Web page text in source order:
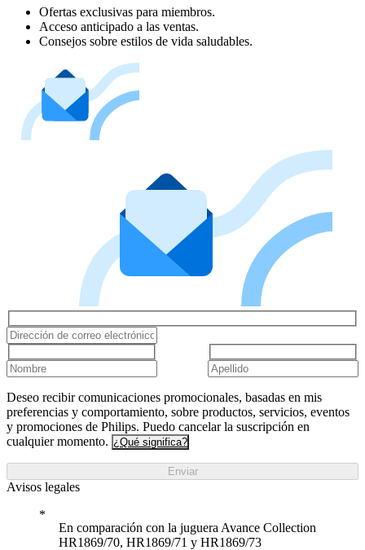
Ofertas exclusivas para miembros.
Acceso anticipado a las ventas.
Consejos sobre estilos de vida saludables.
Deseo recibir comunicaciones promocionales, basadas en mis
preferencias y comportamiento, sobre productos, servicios, eventos
y promociones de Philips. Puedo cancelar la suscripción en
cualquier momento. ¿Qué significa?
Enviar
Avisos legales
En comparación con la juguera Avance Collection
HR1869/70, HR1869/71 y HR1869/73